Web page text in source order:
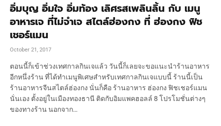
อิ่มบุญ อิ่มใจ อิ่มท้อง เลิศรสเพลินลิ้น กับ เมนู
อาหารเจ ที่ไม่จำเจ สไตล์ฮ่องกง ที่ ฮ่องกง ฟิช
เชอร์แมน
October 21, 2017
ตอนนี้ก็เข้าช่วงเทศกาลกินเจแล้ว วันนี้ก็เลยจะขอแนะนำร้านอาหาร
อีกหนึ่งร้าน ที่ได้ทำเมนูพิเศษสำหรับเทศกาลกินเจแบบนี้ ร้านนี้เป็น
ร้านอาหารจีนสไตล์ฮ่องกง นั่นก็คือ ร้านอาหาร ฮ่องกง ฟิชเชอร์แมน
นั่นเอง ตั้งอยู่ในเมืองทองธานี ติดกับอิมแพคฮอลล์ 8 โปรโมชั่นต่างๆ
ของทางร้าน นอกจาก…